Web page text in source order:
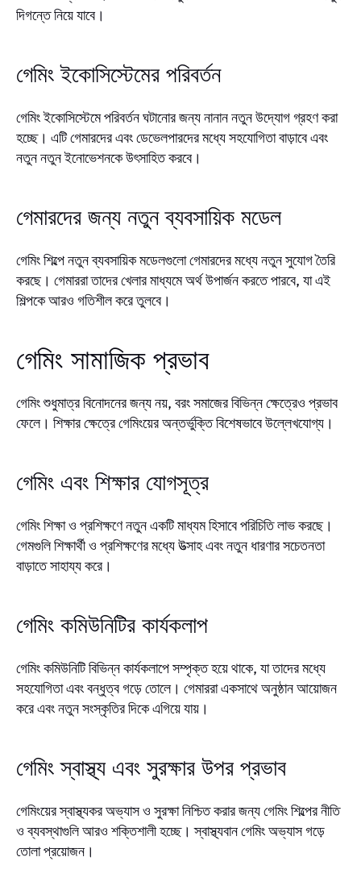
দিগন্তে নিয়ে যাবে।
গেমিং ইকোসিস্টেমের পরিবর্তন
গেমিং ইকোসিস্টেমে পরিবর্তন ঘটানোর জন্য নানান নতুন উদ্যোগ গ্রহণ করা
হচ্ছে। এটি গেমারদের এবং ডেভেলপারদের মধ্যে সহযোগিতা বাড়াবে এবং
নতুন নতুন ইনোভেশনকে উৎসাহিত করবে।
গেমারদের জন্য নতুন ব্যবসায়িক মডেল
গেমিং শিল্পে নতুন ব্যবসায়িক মডেলগুলো গেমারদের মধ্যে নতুন সুযোগ তৈরি
করছে। গেমাররা তাদের খেলার মাধ্যমে অর্থ উপার্জন করতে পারবে, যা এই
শিল্পকে আরও গতিশীল করে তুলবে।
গেমিং সামাজিক প্রভাব
গেমিং শুধুমাত্র বিনোদনের জন্য নয়, বরং সমাজের বিভিন্ন ক্ষেত্রেও প্রভাব
ফেলে। শিক্ষার ক্ষেত্রে গেমিংয়ের অন্তর্ভুক্তি বিশেষভাবে উল্লেখযোগ্য।
গেমিং এবং শিক্ষার যোগসূত্র
গেমিং শিক্ষা ও প্রশিক্ষণে নতুন একটি মাধ্যম হিসাবে পরিচিতি লাভ করছে।
গেমগুলি শিক্ষার্থী ও প্রশিক্ষণের মধ্যে উত্সাহ এবং নতুন ধারণার সচেতনতা
বাড়াতে সাহায্য করে।
গেমিং কমিউনিটির কার্যকলাপ
গেমিং কমিউনিটি বিভিন্ন কার্যকলাপে সম্পৃক্ত হয়ে থাকে, যা তাদের মধ্যে
সহযোগিতা এবং বন্ধুত্ব গড়ে তোলে। গেমাররা একসাথে অনুষ্ঠান আয়োজন
করে এবং নতুন সংস্কৃতির দিকে এগিয়ে যায়।
গেমিং স্বাস্থ্য এবং সুরক্ষার উপর প্রভাব
গেমিংয়ের স্বাস্থ্যকর অভ্যাস ও সুরক্ষা নিশ্চিত করার জন্য গেমিং শিল্পের নীতি
ও ব্যবস্থাগুলি আরও শক্তিশালী হচ্ছে। স্বাস্থ্যবান গেমিং অভ্যাস গড়ে
তোলা প্রয়োজন।